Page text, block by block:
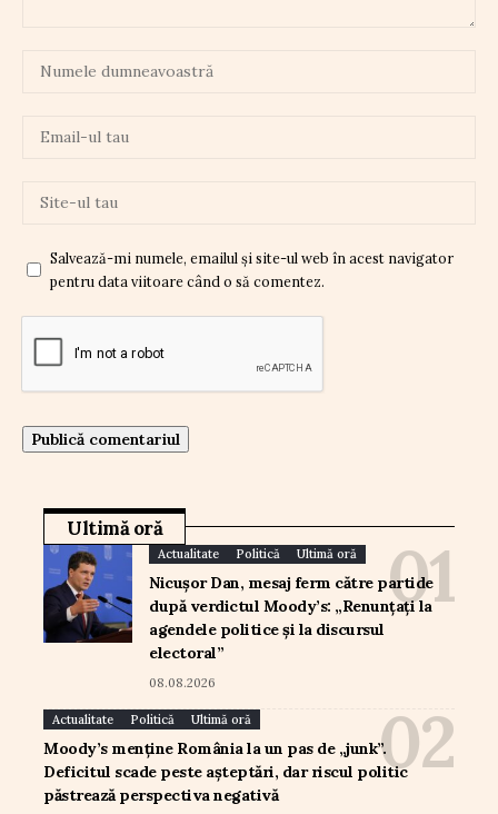
Salvează-mi numele, emailul și site-ul web în acest navigator
pentru data viitoare când o să comentez.
Ultimă oră
Actualitate Politică Ultimă oră
Nicușor Dan, mesaj ferm către partide
după verdictul Moody’s: „Renunțați la
agendele politice și la discursul
electoral”
08.08.2026
Actualitate Politică Ultimă oră
Moody’s menține România la un pas de „junk”.
Deficitul scade peste așteptări, dar riscul politic
păstrează perspectiva negativă